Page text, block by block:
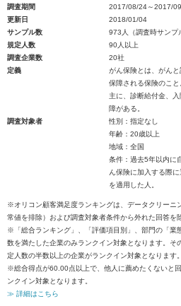
調査期間
2017/08/24～2017/
更新日
2018/01/04
サンプル数
973人（調査時サンプ
規定人数
90人以上
調査企業数
20社
定義
がん保険とは、がん
保障される保険のこと
主に、診断給付金、
障がある。
調査対象者
性別：指定なし
年齢：20歳以上
地域：全国
条件：過去5年以内に
ん保険に加入する際
を適用した人。
※オリコン顧客満足度ランキングは、データクリーニ
常値を排除）および調査対象者条件から外れた回答を
※「総合ランキング」、「評価項目別」、部門の「業
数を満たした企業のみランクイン対象となります。そ
定人数の半数以上の企業がランクイン対象となります。
※総合得点が60.00点以上で、他人に薦めたくないと
ンクイン対象となります。
≫ 詳細はこちら